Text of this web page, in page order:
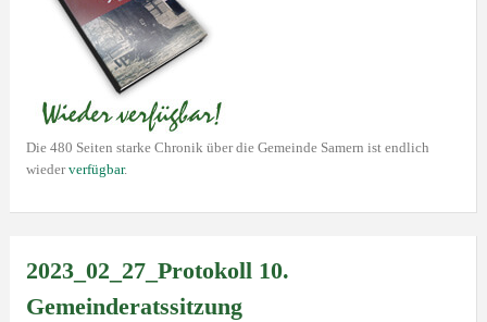
Die 480 Seiten starke Chronik über die Gemeinde Samern ist endlich
wiederverfügbar.
2023_02_27_Protokoll 10.
Gemeinderatssitzung